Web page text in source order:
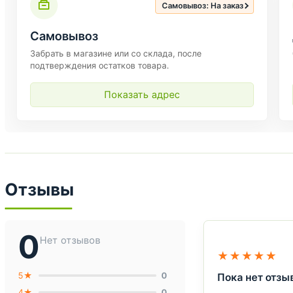
Самовывоз: На заказ
Самовывоз
Забрать в магазине или со склада, после
подтверждения остатков товара.
Показать адрес
Отзывы
0Нет отзывов
5★
0
★★★★★
Пока нет